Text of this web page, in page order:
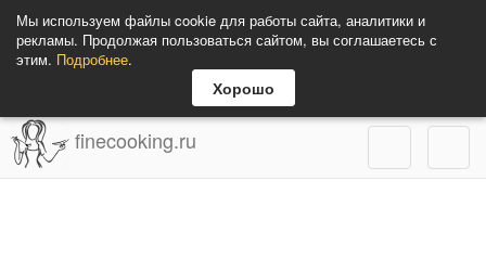
Мы используем файлы cookie для работы сайта, аналитики и
рекламы. Продолжая пользоваться сайтом, вы соглашаетесь с
этим. Подробнее.
Хорошо
finecooking.ru